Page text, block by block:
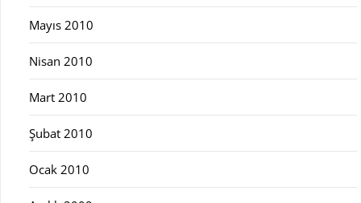
Mayıs 2010
Nisan 2010
Mart 2010
Şubat 2010
Ocak 2010